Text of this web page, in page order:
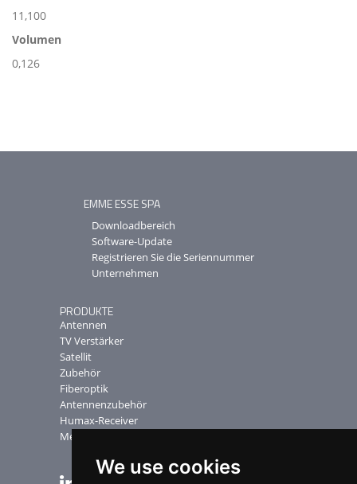
We use cookies
11,100
Volumen
0,126
EMME ESSE SPA
Downloadbereich
Software-Update
Registrieren Sie die Seriennummer
Unternehmen
PRODUKTE
Antennen
TV Verstärker
Satellit
Zubehör
Fiberoptik
Antennenzubehör
Humax-Receiver
Messgerate